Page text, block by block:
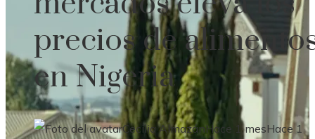
precios de
en Nigeria
Cecilia AlmazánHace 1 mesHace 1